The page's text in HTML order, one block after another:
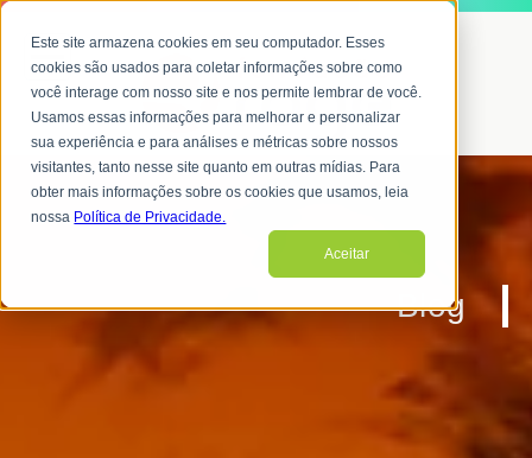
Este site armazena cookies em seu computador. Esses
cookies são usados para coletar informações sobre como
você interage com nosso site e nos permite lembrar de você.
Usamos essas informações para melhorar e personalizar
sua experiência e para análises e métricas sobre nossos
visitantes, tanto nesse site quanto em outras mídias. Para
obter mais informações sobre os cookies que usamos, leia
nossa Política de Privacidade.
Aceitar
Blog